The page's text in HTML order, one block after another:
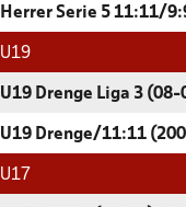
Herrer Serie 5 11:11/
U19
U19 Drenge Liga 3
U19 Drenge/11:11
U17